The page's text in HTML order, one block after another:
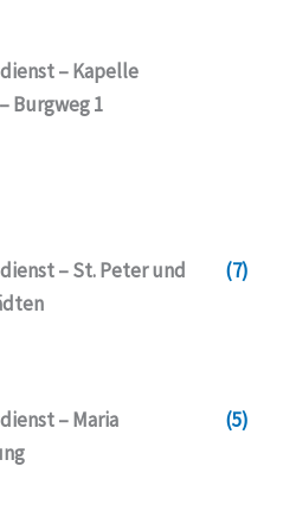
– Kapelle
Burgweg 1
– St. Peter und
(7)
– Maria
(5)